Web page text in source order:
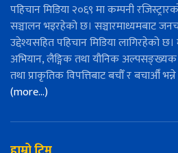
पहिचान मिडिया २०६९ मा कम्पनी
सञ्चालन भइरहेको छ। सञ्चारमाध्यमबाट
उद्देश्यसहित पहिचान मिडिया लागिरहेको
अभियान, लैङ्गिक तथा यौनिक अल्पसङ्ख्यक
तथा प्राकृतिक विपत्तिबाट बचौँ र बचाऔँ
(more…)